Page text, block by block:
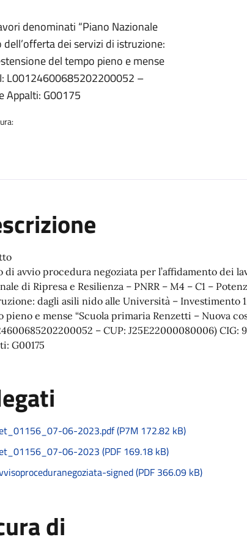
denominati “Piano Nazionale
dei servizi di istruzione:
del tempo pieno e mense
L00124600685202200052 –
Appalti: G00175
di avvio procedura negoziata per l’affidamento dei
di Ripresa e Resilienza – PNRR – M4 – C1 –
dagli asili nido alle Università – Investimento
pieno e mense “Scuola primaria Renzetti – Nuova
– CUP: J25E22000080006) CIG:
G00175
06-2023.pdf (P7M 172.82 kB)
06-2023 (PDF 169.18 kB)
signed (PDF 366.09 kB)
di